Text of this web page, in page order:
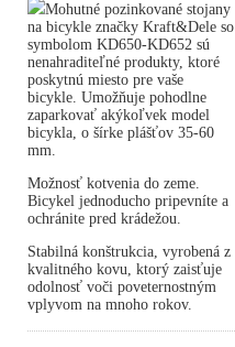
Mohutné pozinkované stojany
na bicykle značky Kraft&Dele so
symbolom KD650-KD652 sú
nenahraditeľné produkty, ktoré
poskytnú miesto pre vaše
bicykle. Umožňuje pohodlne
zaparkovať akýkoľvek model
bicykla, o šírke plášťov 35-60
mm.
Možnosť kotvenia do zeme.
Bicykel jednoducho pripevníte a
ochránite pred krádežou.
Stabilná konštrukcia, vyrobená z
kvalitného kovu, ktorý zaisťuje
odolnosť voči poveternostným
vplyvom na mnoho rokov.